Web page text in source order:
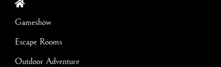
Gameshow
Escape Rooms
Outdoor Adventure